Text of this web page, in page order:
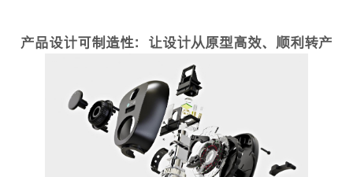
产品设计可制造性：让设计从原型高效、顺利转产